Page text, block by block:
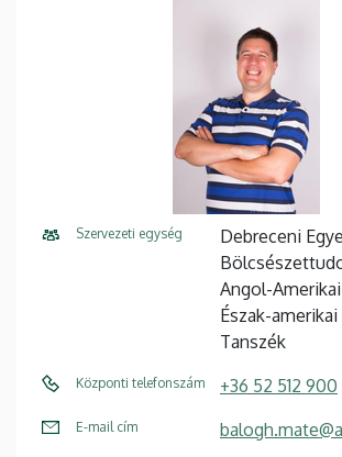
Szervezeti egység
Debreceni
Angol-
Észak-
Tanszék
Központi telefonszám +36 52 512 900
E-mail cím